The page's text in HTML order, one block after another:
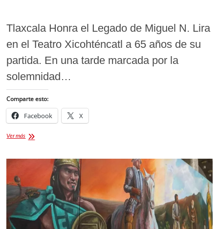
Tlaxcala Honra el Legado de Miguel N. Lira
en el Teatro Xicohténcatl a 65 años de su
partida. En una tarde marcada por la
solemnidad…
Comparte esto:
Facebook X
Ver másTlaxcala
Legado
N.
Lira:
Un
Tributo